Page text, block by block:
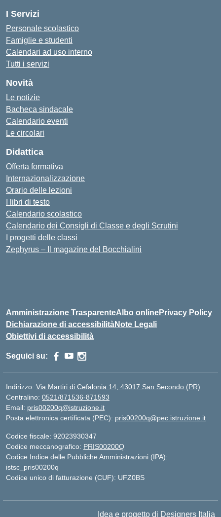
I Servizi
Personale scolastico
Famiglie e studenti
Calendari ad uso interno
Tutti i servizi
Novità
Le notizie
Bacheca sindacale
Calendario eventi
Le circolari
Didattica
Offerta formativa
Internazionalizzazione
Orario delle lezioni
I libri di testo
Calendario scolastico
Calendario dei Consigli di Classe e degli Scrutini
I progetti delle classi
Zephyrus – Il magazine del Bocchialini
Amministrazione TrasparenteAlbo onlinePrivacy Policy
Dichiarazione di accessibilitàNote Legali
Obiettivi di accessibilità
Seguici su:
Indirizzo: Via Martiri di Cefalonia 14, 43017 San Secondo (PR)
Centralino: 0521/871536-871593
Email: pris00200q@istruzione.it
Posta elettronica certificata (PEC): pris00200q@pec.istruzione.it
Codice fiscale: 92023930347
Codice meccanografico: PRIS00200Q
Codice Indice delle Pubbliche Amministrazioni (IPA):
istsc_pris00200q
Codice unico di fatturazione (CUF): UFZ0BS
Idea e progetto di Designers Italia